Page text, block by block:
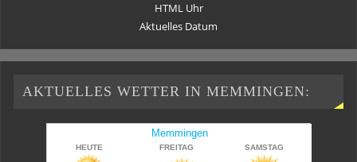
HTML Uhr
Aktuelles Datum
AKTUELLES WETTER IN MEMMINGEN: